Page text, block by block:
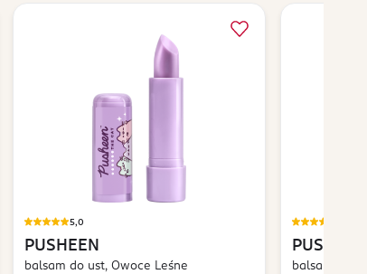
5,0
PUSHEEN
balsam do ust, Owoce Leśne
PUSHEEN
balsam do